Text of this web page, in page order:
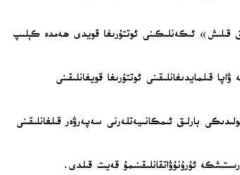
چىقارغان قارارىنىڭ ھاسىل قىلىنغان كېلىشىم تېكىستىنىڭ 15-ماددىسىغا «روشەن خىلاپلىق قىلىش» ئىكەنلىكىنى ئوتتۇرىغا قويدى ھەمدە كېلىپ
ۋاپا قىلمايدىغانلىقىنى ئوتتۇرىغا قويغانلىقىنى
بارلىق ئىمكانىيەتلەرنى سەپەرۋەر قىلغانلىقىنى
ئۇرۇنۇۋاتقانلىقىنىمۇ قەيت قىلدى.